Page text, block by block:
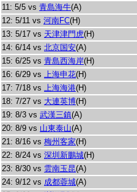
11: 5/5 vs 青島海牛(A)
12: 5/11 vs 河南FC(H)
13: 5/17 vs 天津津門虎(H)
14: 6/14 vs 北京国安(A)
15: 6/25 vs 青島西海岸(H)
16: 6/29 vs 上海申花(H)
17: 7/18 vs 上海海港(H)
18: 7/27 vs 大連英博(H)
19: 8/3 vs 武漢三鎮(A)
20: 8/9 vs 山東泰山(A)
21: 8/16 vs 梅州客家(H)
22: 8/24 vs 深圳新鵬城(H)
23: 8/30 vs 雲南玉昆(A)
24: 9/12 vs 成都蓉城(A)